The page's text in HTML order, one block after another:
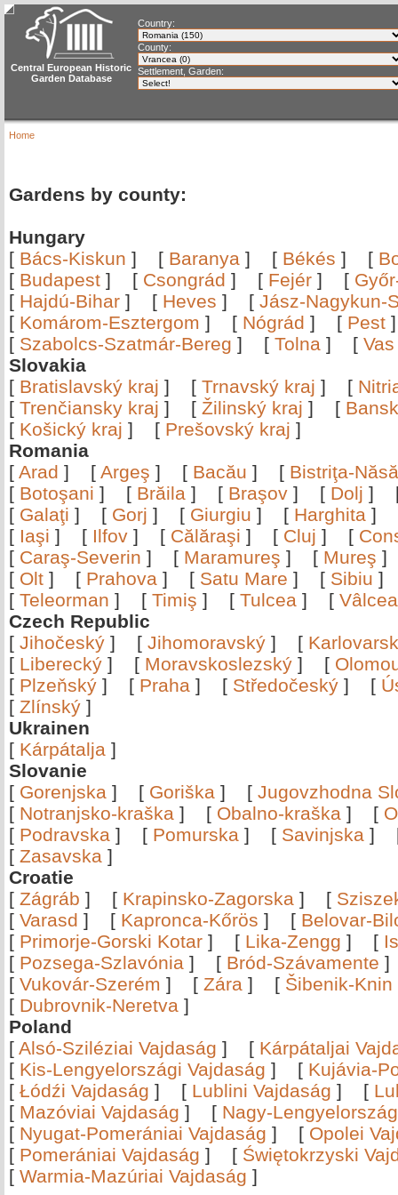
Central European Historic
Garden Database
Country:
County:
Settlement, Garden:
Home
Gardens by county:
Hungary
[ Bács-Kiskun ] [ Baranya ] [ Békés ] [
[ Budapest ] [ Csongrád ] [ Fejér ] [
[ Hajdú-Bihar ] [ Heves ] [ Jász-Nagykun-
[ Komárom-Esztergom ] [ Nógrád ] [ Pest
[ Szabolcs-Szatmár-Bereg ] [ Tolna ] [ Vas
Slovakia
[ Bratislavský kraj ] [ Trnavský kraj ] [
[ Trenčiansky kraj ] [ Žilinský kraj ] [
[ Košický kraj ] [ Prešovský kraj ]
Romania
[ Arad ] [ Argeş ] [ Bacău ] [ Bistriţa-
[ Botoşani ] [ Brăila ] [ Braşov ] [ Dolj ]
[ Galaţi ] [ Gorj ] [ Giurgiu ] [ Harghita ]
[ Iaşi ] [ Ilfov ] [ Călăraşi ] [ Cluj ] [
[ Caraş-Severin ] [ Maramureş ] [ Mureş
[ Olt ] [ Prahova ] [ Satu Mare ] [ Sibiu
[ Teleorman ] [ Timiş ] [ Tulcea ] [
Czech Republic
[ Jihočeský ] [ Jihomoravský ] [
[ Liberecký ] [ Moravskoslezský ] [
[ Plzeňský ] [ Praha ] [ Středočeský ] [
[ Zlínský ]
Ukrainen
[ Kárpátalja ]
Slovanie
[ Gorenjska ] [ Goriška ] [ Jugovzhodna
[ Notranjsko-kraška ] [ Obalno-kraška ] [
[ Podravska ] [ Pomurska ] [ Savinjska ]
[ Zasavska ]
Croatie
[ Zágráb ] [ Krapinsko-Zagorska ] [
[ Varasd ] [ Kapronca-Kőrös ] [ Belovar-
[ Primorje-Gorski Kotar ] [ Lika-Zengg ] [
[ Pozsega-Szlavónia ] [ Bród-Szávamente
[ Vukovár-Szerém ] [ Zára ] [ Šibenik-Knin
[ Dubrovnik-Neretva ]
Poland
[ Alsó-Sziléziai Vajdaság ] [ Kárpátaljai
[ Kis-Lengyelországi Vajdaság ] [ Kujávia-
[ Łódźi Vajdaság ] [ Lublini Vajdaság ] [
[ Mazóviai Vajdaság ] [ Nagy-
[ Nyugat-Pomerániai Vajdaság ] [ Opolei
[ Pomerániai Vajdaság ] [ Świętokrzyski
[ Warmia-Mazúriai Vajdaság ]